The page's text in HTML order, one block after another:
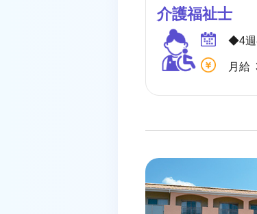
介護福祉士